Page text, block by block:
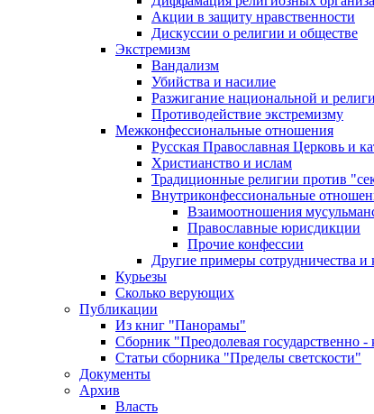
Акции в защиту нравственности
Дискуссии о религии и обществе
Экстремизм
Вандализм
Убийства и насилие
Разжигание национальной и
Противодействие экстремизму
Межконфессиональные отношения
Русская Православная Церковь и
Христианство и ислам
Традиционные религии против
Внутриконфессиональные
Взаимоотношения
Православные юрисдикции
Прочие конфессии
Другие примеры сотрудничества и
Курьезы
Сколько верующих
Публикации
Из книг "Панорамы"
Сборник "Преодолевая государственно
Статьи сборника "Пределы светскости"
Документы
Архив
Власть